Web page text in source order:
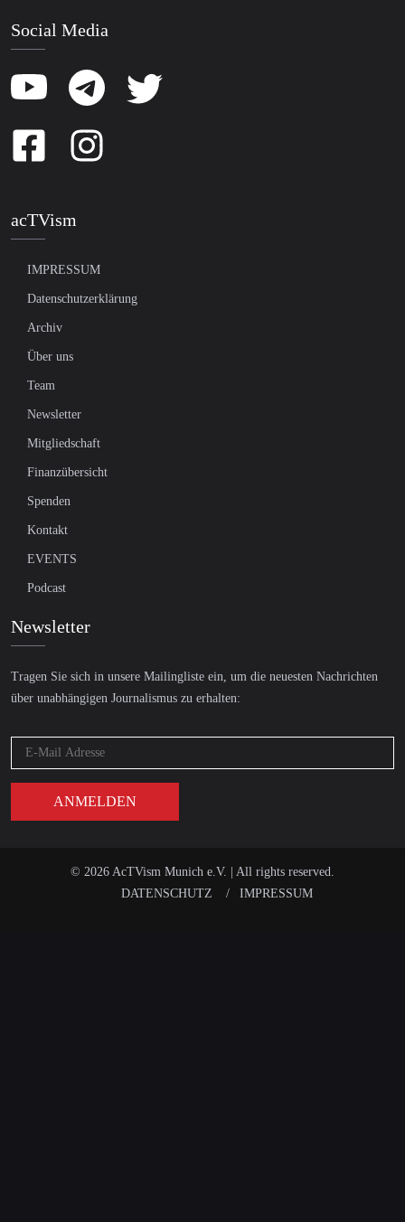
Social Media
acTVism
IMPRESSUM
Datenschutzerklärung
Archiv
Über uns
Team
Newsletter
Mitgliedschaft
Finanzübersicht
Spenden
Kontakt
EVENTS
Podcast
Newsletter
Tragen Sie sich in unsere Mailingliste ein, um die neuesten Nachrichten
über unabhängigen Journalismus zu erhalten:
© 2026 AcTVism Munich e.V. | All rights reserved.
DATENSCHUTZ
IMPRESSUM